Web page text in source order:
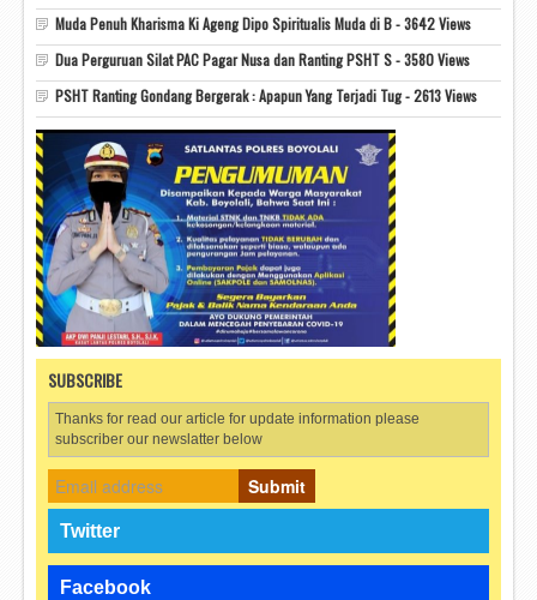
Muda Penuh Kharisma Ki Ageng Dipo Spiritualis Muda di B - 3642 Views
Dua Perguruan Silat PAC Pagar Nusa dan Ranting PSHT S - 3580 Views
PSHT Ranting Gondang Bergerak : Apapun Yang Terjadi Tug - 2613 Views
SUBSCRIBE
Thanks for read our article for update information please
subscriber our newslatter below
Submit
Twitter
Facebook